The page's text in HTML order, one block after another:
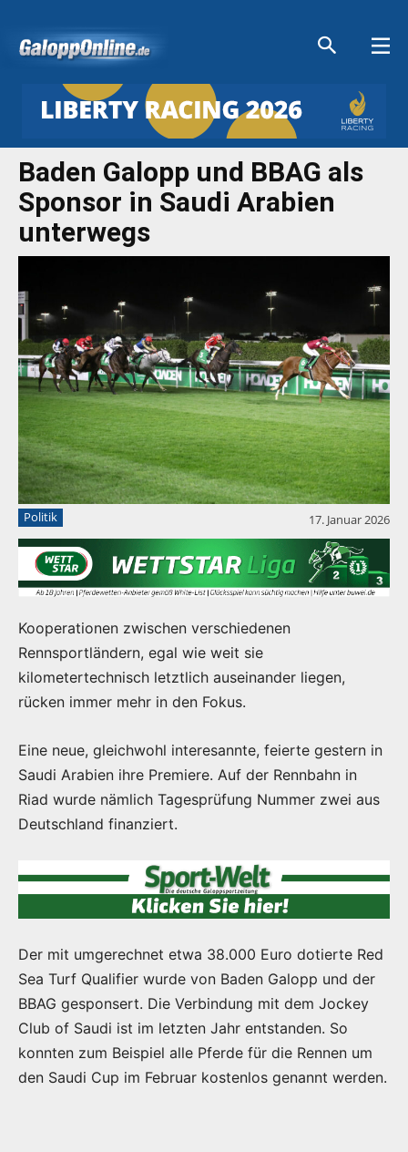
Baden Galopp und BBAG als
Sponsor in Saudi Arabien
unterwegs
Politik 17. Januar 2026
Kooperationen zwischen verschiedenen
Rennsportländern, egal wie weit sie
kilometertechnisch letztlich auseinander liegen,
rücken immer mehr in den Fokus.
Eine neue, gleichwohl interesannte, feierte gestern in
Saudi Arabien ihre Premiere. Auf der Rennbahn in
Riad wurde nämlich Tagesprüfung Nummer zwei aus
Deutschland finanziert.
Der mit umgerechnet etwa 38.000 Euro dotierte Red
Sea Turf Qualifier wurde von Baden Galopp und der
BBAG gesponsert. Die Verbindung mit dem Jockey
Club of Saudi ist im letzten Jahr entstanden. So
konnten zum Beispiel alle Pferde für die Rennen um
den Saudi Cup im Februar kostenlos genannt werden.